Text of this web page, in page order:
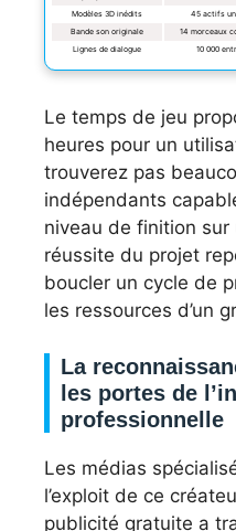
Modèles 3D inédits
45 actifs
Bande son originale
14 morceaux
Lignes de dialogue
10 000
Le temps de jeu
heures pour un
trouverez pas
indépendants
niveau de finition
réussite du projet
boucler un cycle de
les ressources d’un
La
les portes de
professionnelle
Les médias
l’exploit de ce
publicité gratuite a